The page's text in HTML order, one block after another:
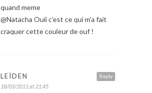
quand meme
@Natacha Ouii c’est ce qui m’a fait
craquer cette couleur de ouf !
Reply
LEÏDEN
18/03/2011 at 21:45